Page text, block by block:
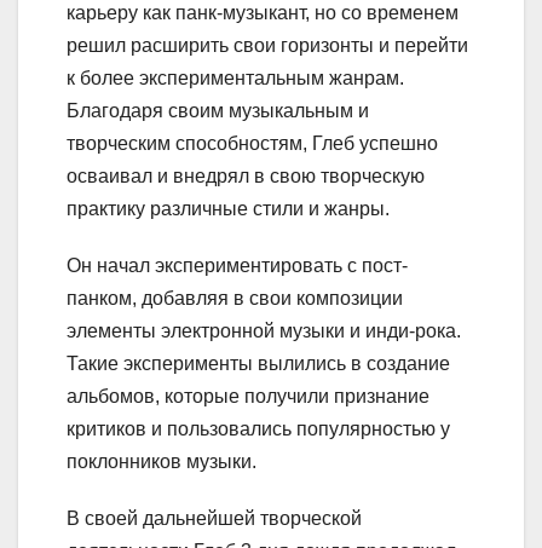
карьеру как панк-музыкант, но со временем
решил расширить свои горизонты и перейти
к более экспериментальным жанрам.
Благодаря своим музыкальным и
творческим способностям, Глеб успешно
осваивал и внедрял в свою творческую
практику различные стили и жанры.
Он начал экспериментировать с пост-
панком, добавляя в свои композиции
элементы электронной музыки и инди-рока.
Такие эксперименты вылились в создание
альбомов, которые получили признание
критиков и пользовались популярностью у
поклонников музыки.
В своей дальнейшей творческой